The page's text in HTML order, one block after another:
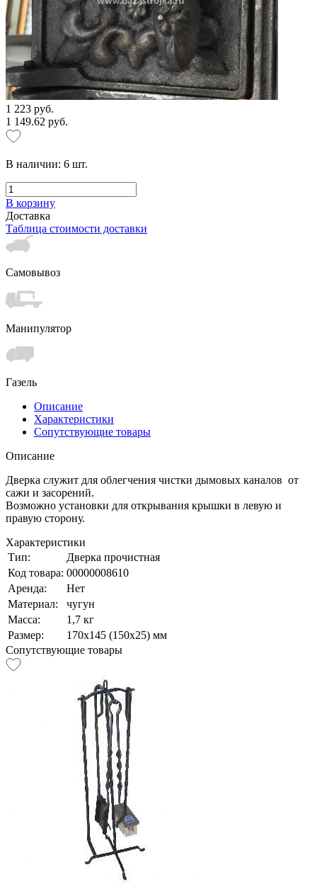
1 223 руб.
1 149.62 руб.
В наличии: 6 шт.
В корзину
Доставка
Таблица стоимости доставки
Самовывоз
Манипулятор
Газель
Описание
Характеристики
Сопутствующие товары
Описание
Дверка служит для облегчения чистки дымовых каналов от
сажи и засорений.
Возможно установки для открывания крышки в левую и
правую сторону.
Характеристики
Тип:
Дверка прочистная
Код товара: 00000008610
Аренда:
Нет
Материал:
чугун
Масса:
1,7 кг
Размер:
170х145 (150х25) мм
Сопутствующие товары